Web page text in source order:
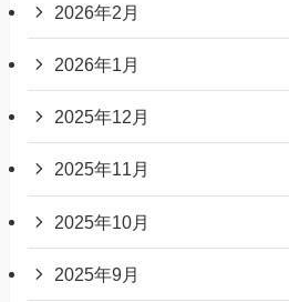
2026年2月
2026年1月
2025年12月
2025年11月
2025年10月
2025年9月